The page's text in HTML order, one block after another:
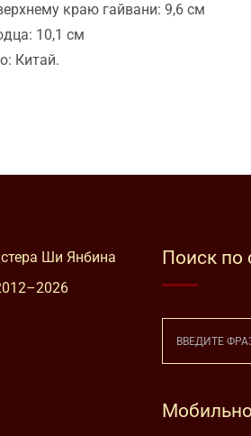
краю гайвани: 9,6 см
10,1 см
Китай.
Ши Янбина
2026
Поиск по